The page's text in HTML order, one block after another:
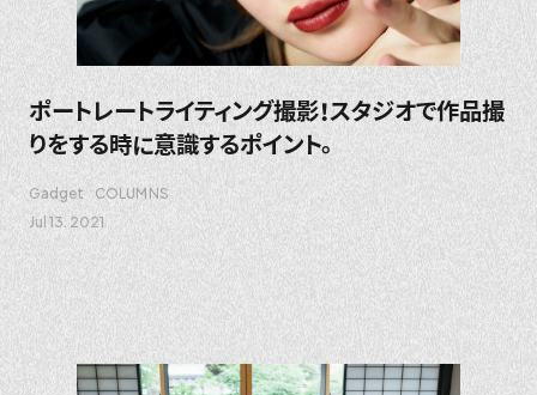
ポートレートライティング撮影！スタジオで作品撮
りをする時に意識するポイント。
Gadget
COLUMNS
Jul 13. 2021